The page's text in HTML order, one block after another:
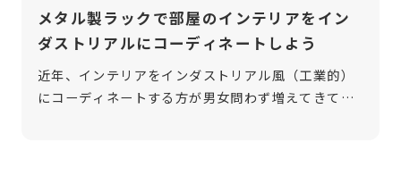
メタル製ラックで部屋のインテリアをイン
ダストリアルにコーディネートしよう
近年、インテリアをインダストリアル風（工業的）
にコーディネートする方が男女問わず増えてきてい